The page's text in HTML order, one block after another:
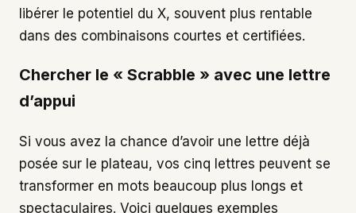
libérer le potentiel du X, souvent plus rentable
dans des combinaisons courtes et certifiées.
Chercher le « Scrabble » avec une lettre
d’appui
Si vous avez la chance d’avoir une lettre déjà
posée sur le plateau, vos cinq lettres peuvent se
transformer en mots beaucoup plus longs et
spectaculaires. Voici quelques exemples